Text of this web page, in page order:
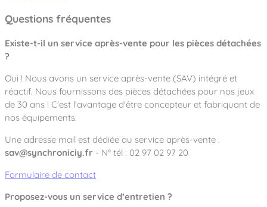
Questions fréquentes
Existe-t-il un service après-vente pour les pièces détachées
?
Oui ! Nous avons un service après-vente (SAV) intégré et
réactif. Nous fournissons des pièces détachées pour nos jeux
de 30 ans ! C'est l'avantage d'être concepteur et fabriquant de
nos équipements.
Une adresse mail est dédiée au service après-vente :
sav@synchroniciy.fr - N° tél : 02 97 02 97 20
Formulaire de contact
Proposez-vous un service d’entretien ?